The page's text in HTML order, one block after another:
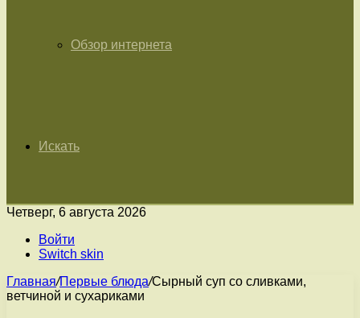
Обзор интернета
Искать
Четверг, 6 августа 2026
Войти
Switch skin
Главная/Первые блюда/Сырный суп со сливками,
ветчиной и сухариками